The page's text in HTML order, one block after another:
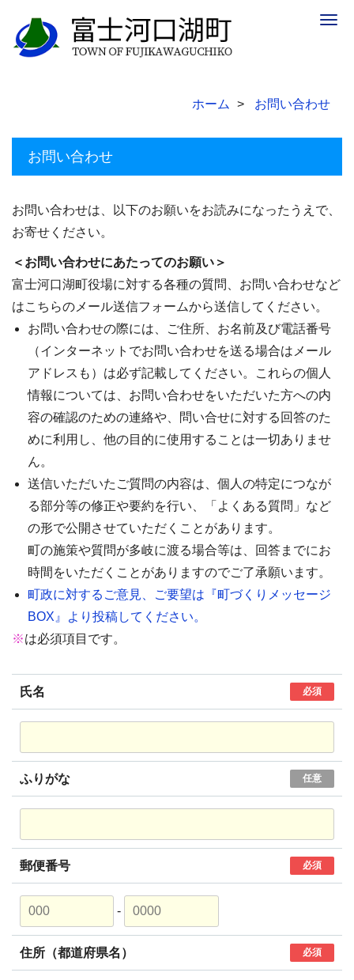
ホーム お問い合わせ
お問い合わせ
お問い合わせは、以下のお願いをお読みになったうえで、
お寄せください。
＜お問い合わせにあたってのお願い＞
富士河口湖町役場に対する各種の質問、お問い合わせなど
はこちらのメール送信フォームから送信してください。
お問い合わせの際には、ご住所、お名前及び電話番号
（インターネットでお問い合わせを送る場合はメール
アドレスも）は必ず記載してください。これらの個人
情報については、お問い合わせをいただいた方への内
容の確認のための連絡や、問い合せに対する回答のた
めに利用し、他の目的に使用することは一切ありませ
ん。
送信いただいたご質問の内容は、個人の特定につなが
る部分等の修正や要約を行い、「よくある質問」など
の形で公開させていただくことがあります。
町の施策や質問が多岐に渡る場合等は、回答までにお
時間をいただくことがありますのでご了承願います。
町政に対するご意見、ご要望は『町づくりメッセージ
BOX』より投稿してください。
※は必須項目です。
氏名 必須
ふりがな 任意
郵便番号 必須
-
住所（都道府県名） 必須